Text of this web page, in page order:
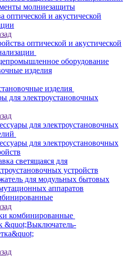
молниезащиты
оптической и акустической
оптической и акустической
оборудование
изделия
изделия
для электроустановочных
для электроустановочных
для электроустановочных
светящаяся для
устройств
для модульных бытовых
аппаратов
комбинированные
&quot;Выключатель-